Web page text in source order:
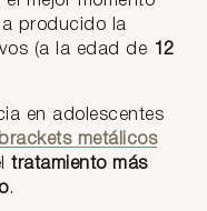
producido la
(a la edad de 12
en adolescentes
brackets metálicos
tratamiento más
.